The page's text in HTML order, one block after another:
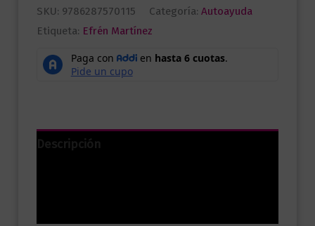
SKU: 9786287570115 Categoría: Autoayuda
Etiqueta: Efrén Martínez
Descripción